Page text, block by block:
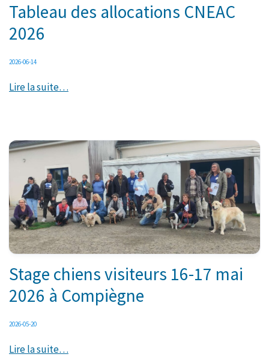
Tableau des allocations CNEAC
2026
2026-06-14
Lire la suite…
Stage chiens visiteurs 16-17 mai
2026 à Compiègne
2026-05-20
Lire la suite…